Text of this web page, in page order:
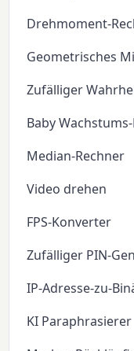
Drehmoment-
Geometrisches
Zufälliger
Baby
Median-Rechner
Video drehen
FPS-Konverter
Zufälliger PIN-
IP-Adresse-zu-
KI Paraphrasierer